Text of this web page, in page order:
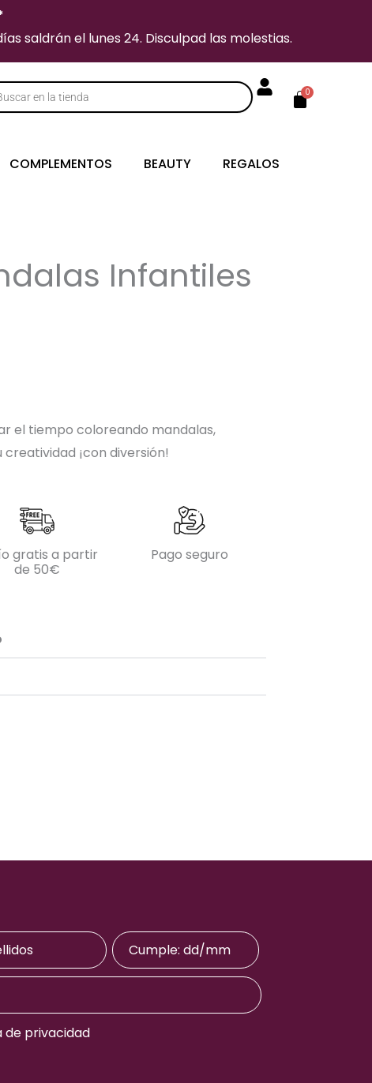
saldrán el lunes 24. Disculpad las molestias.
0
Carrito
COMPLEMENTOS BEAUTY REGALOS
Infantiles
el tiempo coloreando mandalas,
¡con diversión!
gratis a partir
de 50€
Pago seguro
de privacidad